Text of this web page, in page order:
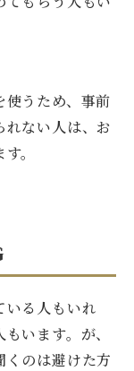
使うため、事前
れない人は、お
。
いる人もいれ
います。が、
のは避けた方